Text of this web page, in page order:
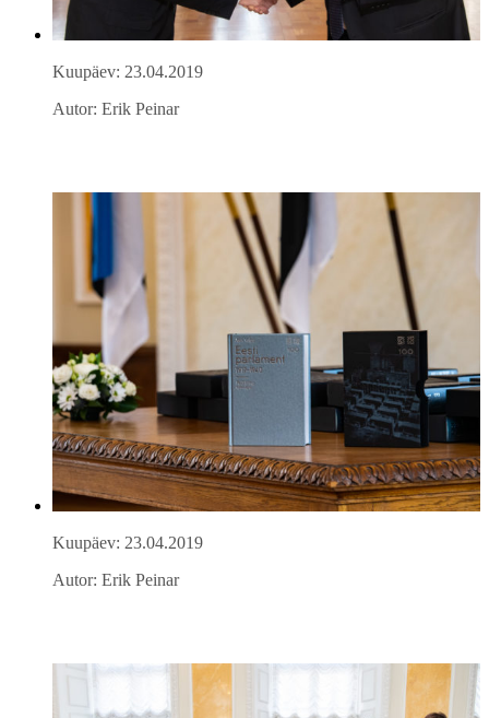
Kuupäev: 23.04.2019
Autor: Erik Peinar
Kuupäev: 23.04.2019
Autor: Erik Peinar